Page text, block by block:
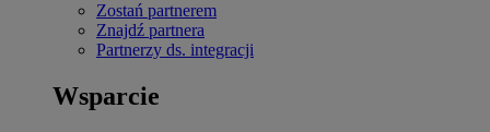
Zostań partnerem
Znajdź partnera
Partnerzy ds. integracji
Wsparcie